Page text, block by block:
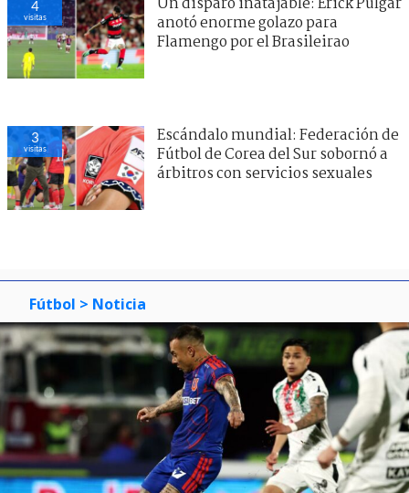
4
visitas
anotó enorme golazo para
Flamengo por el Brasileirao
3
visitas
Escándalo mundial: Federación de
Fútbol de Corea del Sur sobornó a
árbitros con servicios sexuales
Fútbol > Noticia